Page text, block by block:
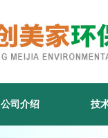
公司介绍 技